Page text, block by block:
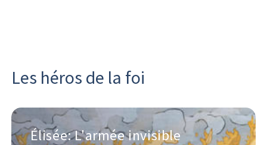
Les héros de la foi
Élisée: L'armée invisible